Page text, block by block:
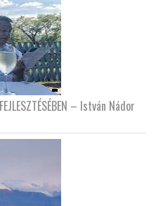
– István Nádor